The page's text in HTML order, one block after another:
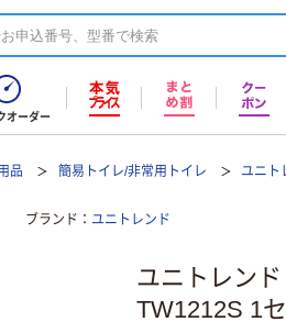
オーダー
品 簡易トイレ/非常用トイレ ユニト
ブランド ユニトレンド
ユニトレン
TW1212S 1セ